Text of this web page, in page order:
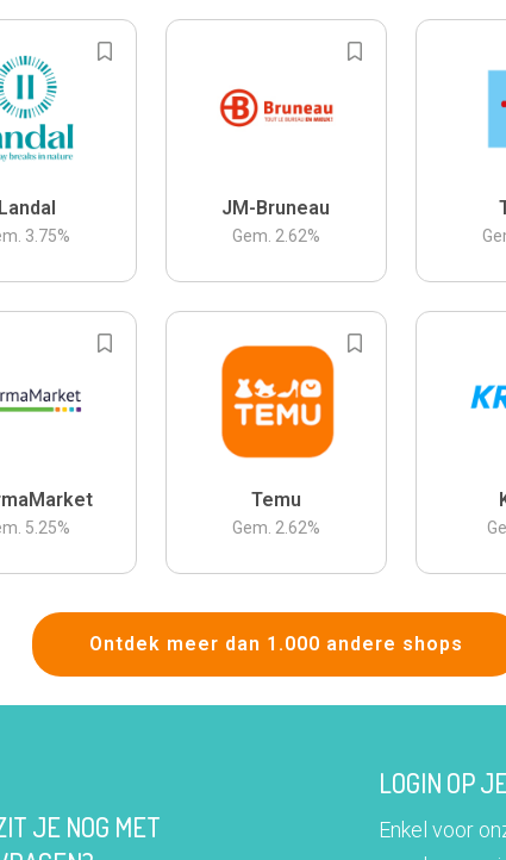
Landal
3.75%
JM-Bruneau
Gem. 2.62%
5.25%
Temu
Gem. 2.62%
Ontdek meer dan 1.000 andere shops
JE NOG MET
LOGIN OP
Enkel voor